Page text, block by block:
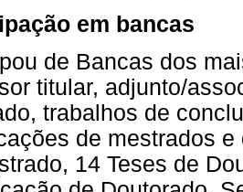
em bancas
de Bancas dos
titular, adjunto/
trabalhos de
de mestrados
14 Teses de